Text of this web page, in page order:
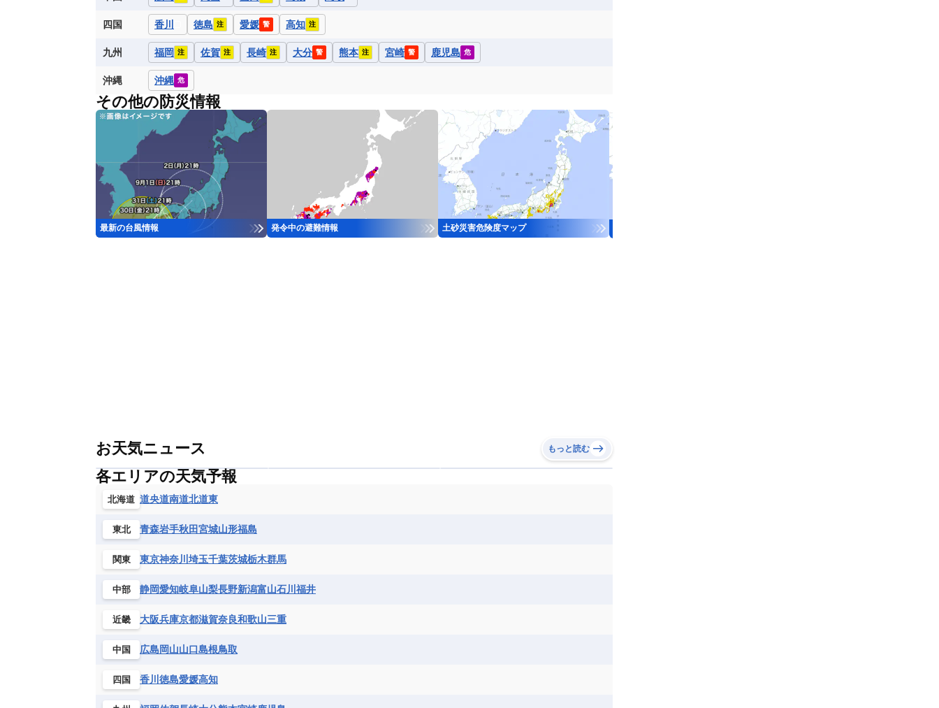
四国 香川 徳島 注 愛媛 警 高知 注
九州 福岡 注 佐賀 注 長崎 注 大分 警 熊本 注 宮崎 警 鹿児島 危
沖縄 沖縄 危
その他の防災情報
最新の台風情報 発令中の避難情報 土砂災害危険度マップ
お天気ニュース もっと読む
各エリアの天気予報
北海道 道央道南道北道東
東北 青森岩手秋田宮城山形福島
関東 東京神奈川 埼玉千葉茨城栃木群馬
中部 静岡愛知岐阜山梨長野新潟富山石川 福井
近畿 大阪兵庫京都滋賀奈良和歌山三重
中国 広島岡山山口島根鳥取
四国 香川 徳島愛媛高知